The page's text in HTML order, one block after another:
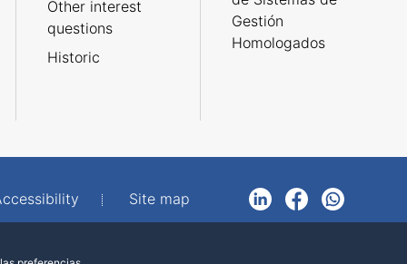
Other interest
questions
Historic
Gestión
Homologados
Site map
LinkedInFacebookWhatsApp